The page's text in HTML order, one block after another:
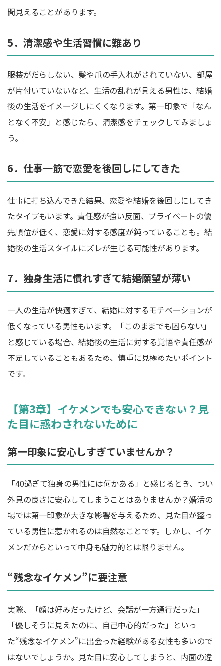
間見えることがあります。
5．清潔感や生活習慣に難あり
服装がだらしない、髪や爪の手入れがされていない、部屋
が片付いていないなど、生活の乱れが見える男性は、結婚
後の生活をイメージしにくくなります。第一印象で「なん
となく不安」と感じたら、清潔感をチェックしてみましょ
う。
6．仕事一筋で恋愛を後回しにしてきた
仕事に打ち込んできた結果、恋愛や結婚を後回しにしてき
たタイプもいます。責任感が強い反面、プライベートの優
先順位が低く、恋愛に対する感度が鈍っていることも。結
婚後の生活スタイルにズレが生じる可能性があります。
7．独身生活に慣れすぎて結婚願望が薄い
一人の生活が快適すぎて、結婚に対するモチベーションが
低くなっている男性もいます。「このままでも困らない」
と感じている場合、結婚後の生活に対する覚悟や責任感が
不足していることもあるため、慎重に見極めたいポイント
です。
【第3章】イケメンでも安心できない？見
た目に惑わされないために
第一印象に安心しすぎていませんか？
「40過ぎて独身の男性には何かある」と感じるとき、つい
外見の良さに安心してしまうことはありませんか？婚活の
場では第一印象が大きな影響を与えるため、見た目が整っ
ている男性に惹かれるのは自然なことです。しかし、イケ
メンだからといって中身も魅力的とは限りません。
“残念なイケメン”に要注意
実際、「顔は好みだったけど、会話が一方通行だった」
「優しそうに見えたのに、自己中心的だった」といっ
た“残念なイケメン”に出会った経験がある女性も多いので
はないでしょうか。見た目に安心してしまうと、内面の違